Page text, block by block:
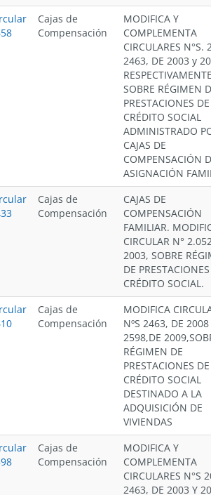
Cajas de
Compensación
MODIFICA Y
COMPLEMENTA
CIRCULARES N°S.
2463, DE 2003 y
SOBRE RÉGIMEN
PRESTACIONES DE
CRÉDITO SOCIAL
ADMINISTRADO
CAJAS DE
COMPENSACIÓN
ASIGNACIÓN
Cajas de
Compensación
CAJAS DE
COMPENSACIÓN
FAMILIAR.
CIRCULAR N°
2003, SOBRE
DE
CRÉDITO SOCIAL.
Cajas de
Compensación
MODIFICA
NºS 2463, DE 2008
2598,DE
RÉGIMEN DE
PRESTACIONES DE
CRÉDITO SOCIAL
DESTINADO A LA
ADQUISICIÓN DE
VIVIENDAS
Cajas de
Compensación
MODIFICA Y
COMPLEMENTA
CIRCULARES N°S
2463, DE 2003 Y